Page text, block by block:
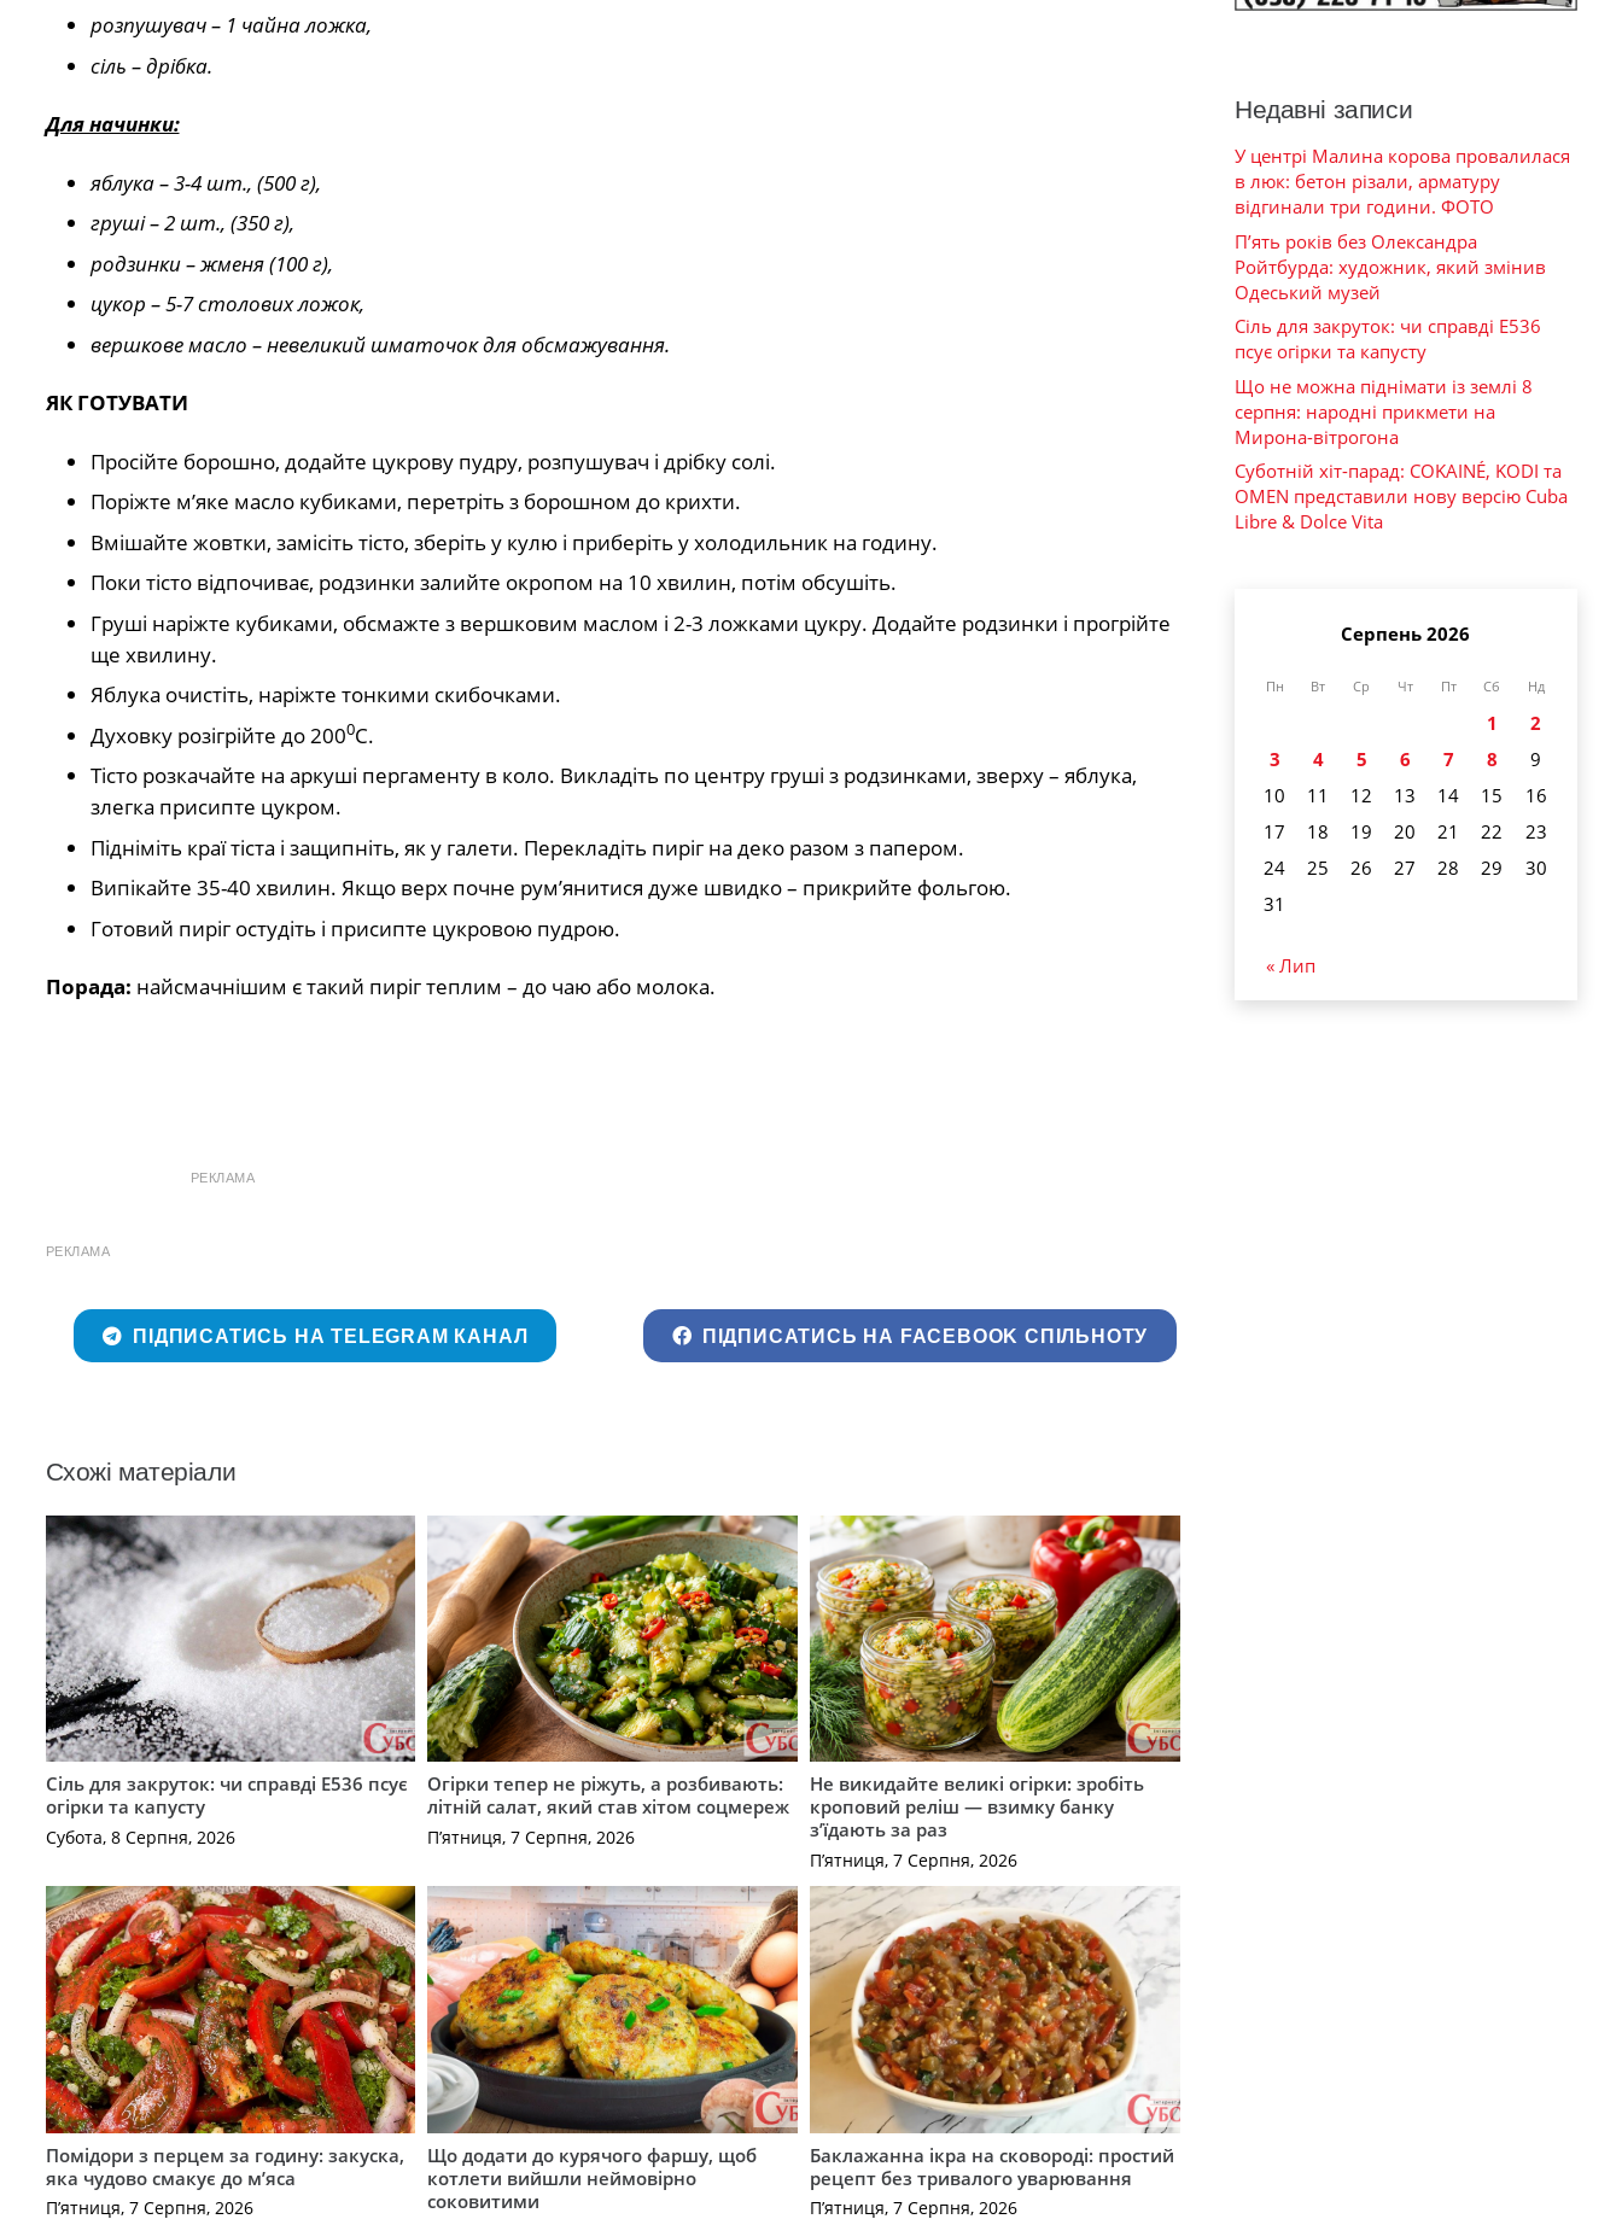
розпушувач – 1 чайна ложка,
сіль – дрібка.
Для начинки:
яблука – 3-4 шт., (500 г),
груші – 2 шт., (350 г),
родзинки – жменя (100 г),
цукор – 5-7 столових ложок,
вершкове масло – невеликий шматочок для обсмажування.
ЯК ГОТУВАТИ
Просійте борошно, додайте цукрову пудру, розпушувач і дрібку солі.
Поріжте м’яке масло кубиками, перетріть з борошном до крихти.
Вмішайте жовтки, замісіть тісто, зберіть у кулю і приберіть у холодильник на годину.
Поки тісто відпочиває, родзинки залийте окропом на 10 хвилин, потім обсушіть.
Груші наріжте кубиками, обсмажте з вершковим маслом і 2-3 ложками цукру. Додайте родзинки і прогрійте
ще хвилину.
Яблука очистіть, наріжте тонкими скибочками.
Духовку розігрійте до 2000С.
Тісто розкачайте на аркуші пергаменту в коло. Викладіть по центру груші з родзинками, зверху – яблука,
злегка присипте цукром.
Підніміть краї тіста і защипніть, як у галети. Перекладіть пиріг на деко разом з папером.
Випікайте 35-40 хвилин. Якщо верх почне рум’янитися дуже швидко – прикрийте фольгою.
Готовий пиріг остудіть і присипте цукровою пудрою.
Порада: найсмачнішим є такий пиріг теплим – до чаю або молока.
РЕКЛАМА
РЕКЛАМА
ПІДПИСАТИСЬ НА TELEGRAM КАНАЛ ПІДПИСАТИСЬ НА FACEBOOK СПІЛЬНОТУ
Схожі матеріали
Сіль для закруток: чи справді Е536 псує
огірки та капусту
Субота, 8 Серпня, 2026
Огірки тепер не ріжуть, а розбивають:
літній салат, який став хітом соцмереж
П’ятниця, 7 Серпня, 2026
Не викидайте великі огірки: зробіть
кроповий реліш — взимку банку
з’їдають за раз
П’ятниця, 7 Серпня, 2026
Помідори з перцем за годину: закуска,
яка чудово смакує до м’яса
П’ятниця, 7 Серпня, 2026
Що додати до курячого фаршу, щоб
котлети вийшли неймовірно
соковитими
Баклажанна ікра на сковороді: простий
рецепт без тривалого уварювання
П’ятниця, 7 Серпня, 2026
Недавні записи
У центрі Малина корова провалилася
в люк: бетон різали, арматуру
відгинали три години. ФОТО
П’ять років без Олександра
Ройтбурда: художник, який змінив
Одеський музей
Сіль для закруток: чи справді Е536
псує огірки та капусту
Що не можна піднімати із землі 8
серпня: народні прикмети на
Мирона-вітрогона
Суботній хіт-парад: COKAINÉ, KODI та
OMEN представили нову версію Cuba
Libre & Dolce Vita
Серпень 2026
Пн Вт Ср Чт Пт Сб Нд
1
2
3
4 5 6 7 8
9
10
11 12 13 14 15
16
17
18 19 20 21 22
23
24
25 26 27 28 29
30
31
« Лип